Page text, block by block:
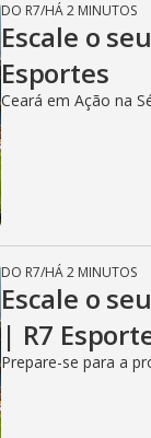
DO R7/HÁ 2 MINUTOS
Escale o
Esportes
Ceará em Ação na
DO R7/HÁ 2 MINUTOS
Escale o
| R7
Prepare-se para a